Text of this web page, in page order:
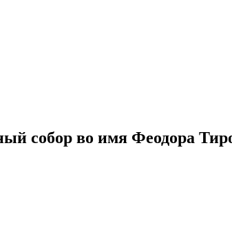
собор во имя Феодора